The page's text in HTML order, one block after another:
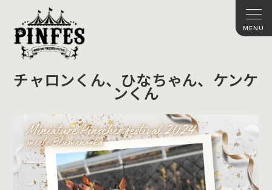
チャロンくん、ひなちゃん、ケンケ
ンくん